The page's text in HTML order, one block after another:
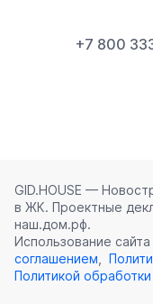
+7 800
GID.HOUSE —
в ЖК. Проектные
наш.дом.рф.
Использование
соглашением
Политикой